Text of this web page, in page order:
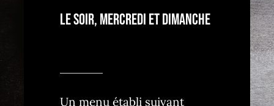
Le Soir, Mercredi Et Dimanche
Un menu établi suivant